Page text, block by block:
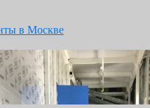
в Москве